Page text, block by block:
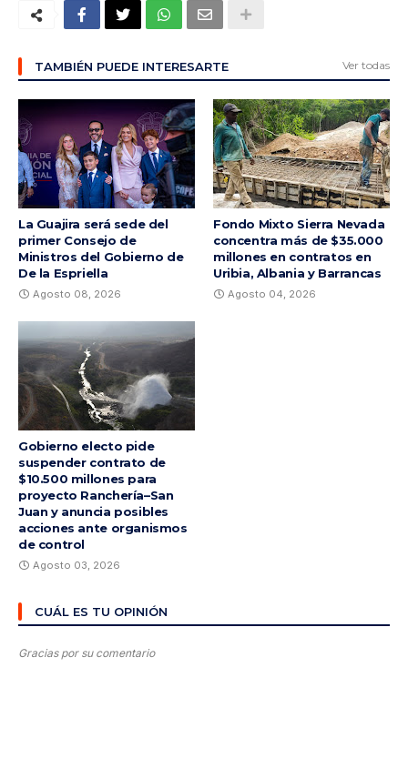
TAMBIÉN PUEDE INTERESARTE Ver todas
La Guajira será sede del
primer Consejo de
Ministros del Gobierno de
De la Espriella
Agosto 08, 2026
Fondo Mixto Sierra Nevada
concentra más de $35.000
millones en contratos en
Uribia, Albania y Barrancas
Agosto 04, 2026
Gobierno electo pide
suspender contrato de
$10.500 millones para
proyecto Ranchería–San
Juan y anuncia posibles
acciones ante organismos
de control
Agosto 03, 2026
CUÁL ES TU OPINIÓN
Gracias por su comentario